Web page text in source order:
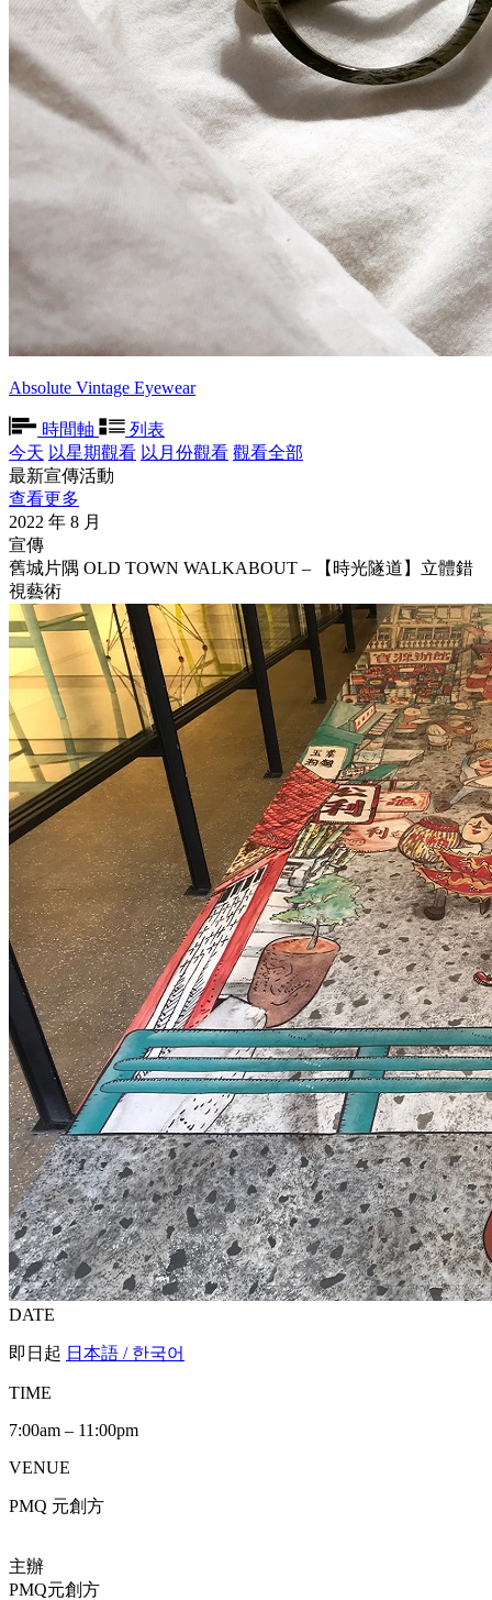
Absolute Vintage Eyewear
時間軸
列表
今天 以星期觀看 以月份觀看 觀看全部
最新宣傳活動
查看更多
2022 年 8 月
宣傳
舊城片隅 OLD TOWN WALKABOUT – 【時光隧道】立體錯
視藝術
DATE
即日起 日本語 / 한국어
TIME
7:00am – 11:00pm
VENUE
PMQ 元創方
主辦
PMQ元創方